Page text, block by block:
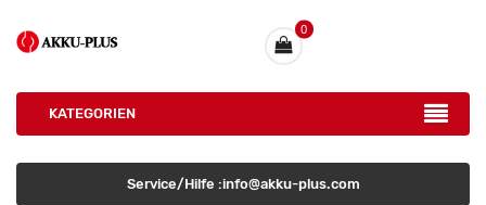
0
KATEGORIEN
Service/Hilfe :info@akku-plus.com